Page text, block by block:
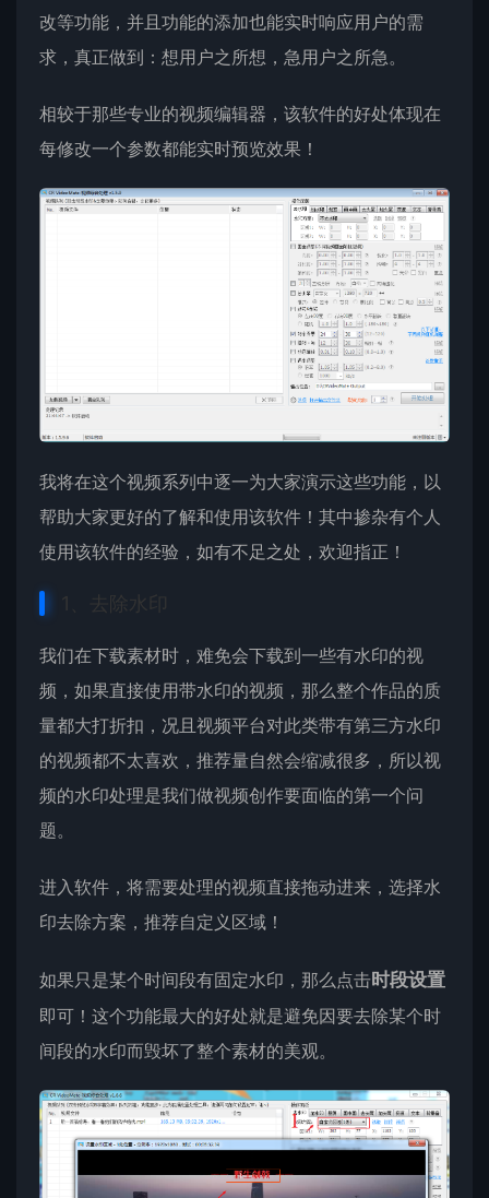
改等功能，并且功能的添加也能实时响应用户的需
求，真正做到：想用户之所想，急用户之所急。
相较于那些专业的视频编辑器，该软件的好处体现在
每修改一个参数都能实时预览效果！
我将在这个视频系列中逐一为大家演示这些功能，以
帮助大家更好的了解和使用该软件！其中掺杂有个人
使用该软件的经验，如有不足之处，欢迎指正！
1、去除水印
我们在下载素材时，难免会下载到一些有水印的视
频，如果直接使用带水印的视频，那么整个作品的质
量都大打折扣，况且视频平台对此类带有第三方水印
的视频都不太喜欢，推荐量自然会缩减很多，所以视
频的水印处理是我们做视频创作要面临的第一个问
题。
进入软件，将需要处理的视频直接拖动进来，选择水
印去除方案，推荐自定义区域！
如果只是某个时间段有固定水印，那么点击时段设置
即可！这个功能最大的好处就是避免因要去除某个时
间段的水印而毁坏了整个素材的美观。